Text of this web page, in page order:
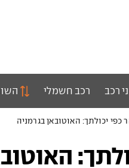
רכב רכב חשמלי
כפי יכולתך: האוטובאן בגרמניה